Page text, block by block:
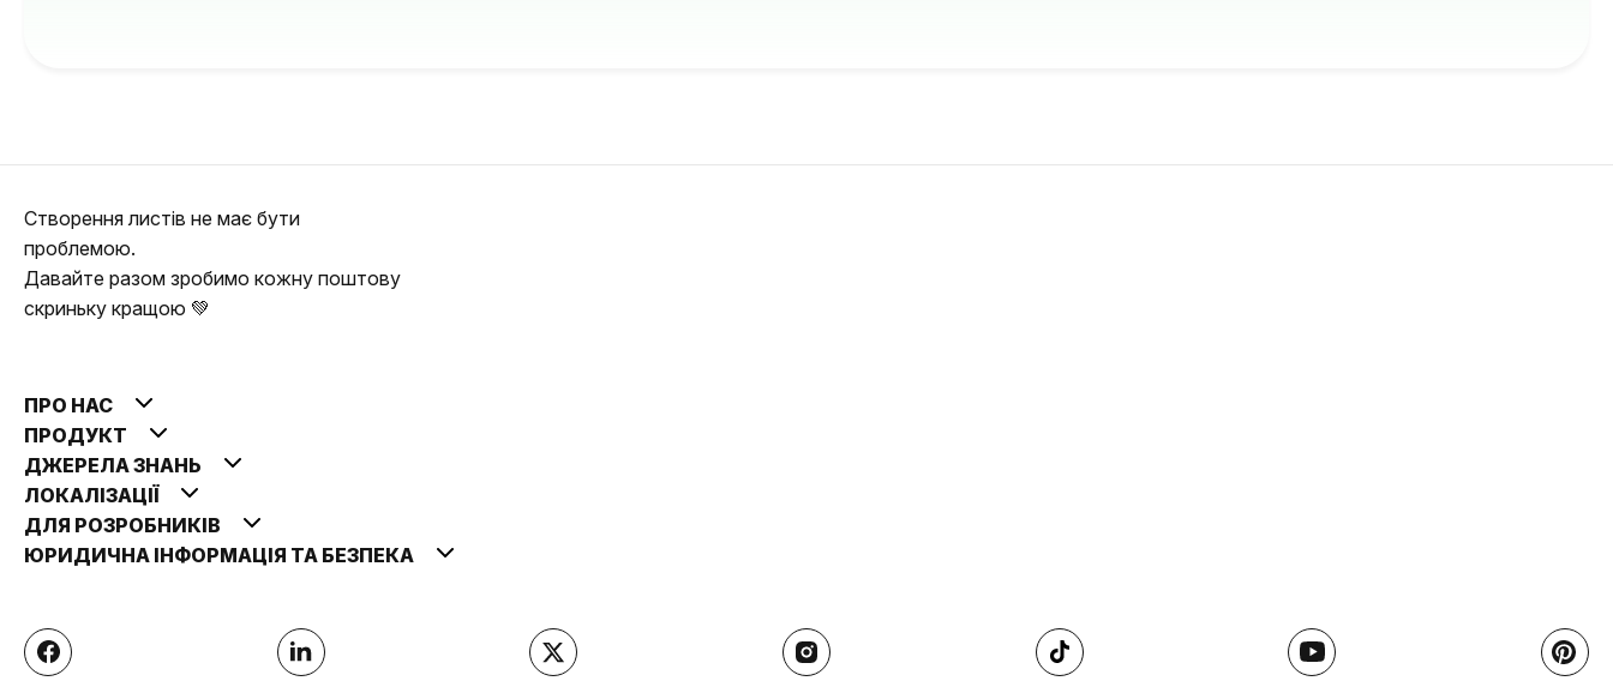
Створення листів не має бути
проблемою.
Давайте разом зробимо кожну поштову
скриньку кращою 💚
ПРО НАС
ПРОДУКТ
ДЖЕРЕЛА ЗНАНЬ
ЛОКАЛІЗАЦІЇ
ДЛЯ РОЗРОБНИКІВ
ЮРИДИЧНА ІНФОРМАЦІЯ ТА БЕЗПЕКА